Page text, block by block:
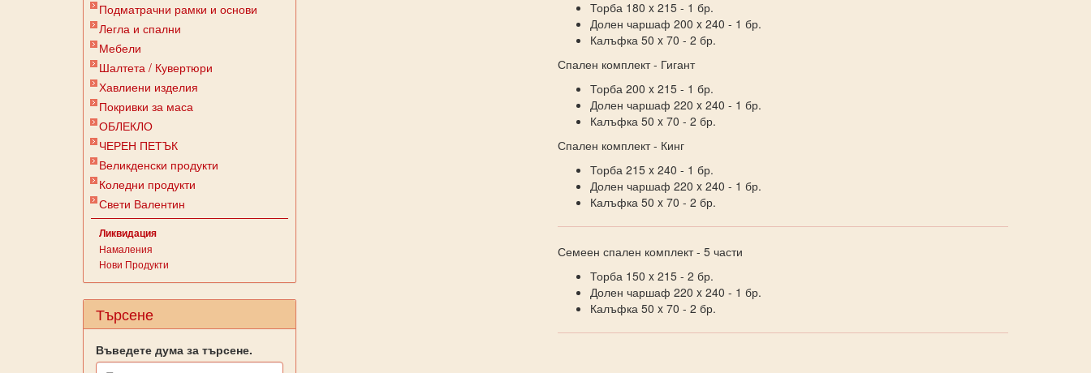
Подматрачни рамки и основи
Легла и спални
Мебели
Шалтета / Кувертюри
Хавлиени изделия
Покривки за маса
ОБЛЕКЛО
ЧЕРЕН ПЕТЪК
Великденски продукти
Коледни продукти
Свети Валентин
Ликвидация
Намаления
Нови Продукти
Търсене
Въведете дума за търсене.
Торба 180 x 215 - 1 бр.
Долен чаршаф 200 x 240 - 1 бр.
Калъфка 50 x 70 - 2 бр.
Спален комплект - Гигант
Торба 200 x 215 - 1 бр.
Долен чаршаф 220 x 240 - 1 бр.
Калъфка 50 x 70 - 2 бр.
Спален комплект - Кинг
Торба 215 x 240 - 1 бр.
Долен чаршаф 220 x 240 - 1 бр.
Калъфка 50 x 70 - 2 бр.
Семеен спален комплект - 5 части
Торба 150 x 215 - 2 бр.
Долен чаршаф 220 x 240 - 1 бр.
Калъфка 50 x 70 - 2 бр.